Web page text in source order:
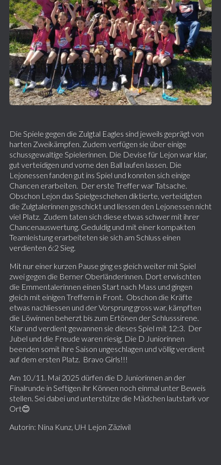
Die Spiele gegen die Zulgtal Eagles sind jeweils geprägt von
harten Zweikämpfen. Zudem verfügen sie über einige
schussgewaltige Spielerinnen. Die Devise für Lejon war klar,
gut verteidigen und vorne den Ball laufen lassen. Die
Lejonessen fanden gut ins Spiel und konnten sich einige
Chancen erarbeiten. Der erste Treffer war Tatsache.
Obschon Lejon das Spielgeschehen diktierte, verteidigten
die Zulgtalerinnen geschickt und liessen den Lejonessen nicht
viel Platz. Zudem taten sich diese etwas schwer mit ihrer
Chancenauswertung. Geduldig und mit einer kompakten
Teamleistung erarbeiteten sie sich am Schluss einen
verdienten 6:2 Sieg.
Mit nur einer kurzen Pause ging es gleich weiter mit Spiel
zwei gegen die Berner Oberländerinnen. Dort erwischten
die Emmentalerinnen einen Start nach Mass und gingen
gleich mit einigen Treffern in Front. Obschon die Kräfte
etwas nachliessen und der Vorsprung gross war, kämpften
die Löwinnen beherzt bis zum Ertönen der Schlusssirene.
Klar und verdient gewannen sie dieses Spiel mit 12:3. Der
Jubel und die Freude waren riesig. Die D Juniorinnen
beenden somit ihre Saison ungeschlagen und völlig verdient
auf dem ersten Platz. Bravo Girls!!!
Am 10./11. Mai 2025 dürfen die D Juniorinnen an der
Finalrunde in Seftigen ihr Können noch einmal unter Beweis
stellen. Sei dabei und unterstütze die Mädchen lautstark vor
Ort😊
Autorin: Nina Kunz, UH Lejon Zäziwil